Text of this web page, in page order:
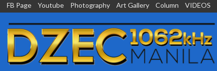
Skip
content
FB Page Youtube Photography Art Gallery Column VIDEOS